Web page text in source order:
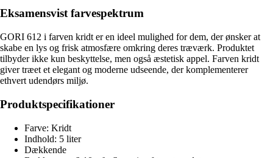
Eksamensvist farvespektrum
GORI 612 i farven kridt er en ideel mulighed for dem, der ønsker at
skabe en lys og frisk atmosfære omkring deres træværk. Produktet
tilbyder ikke kun beskyttelse, men også æstetisk appel. Farven kridt
giver træet et elegant og moderne udseende, der komplementerer
ethvert udendørs miljø.
Produktspecifikationer
Farve: Kridt
Indhold: 5 liter
Dækkende